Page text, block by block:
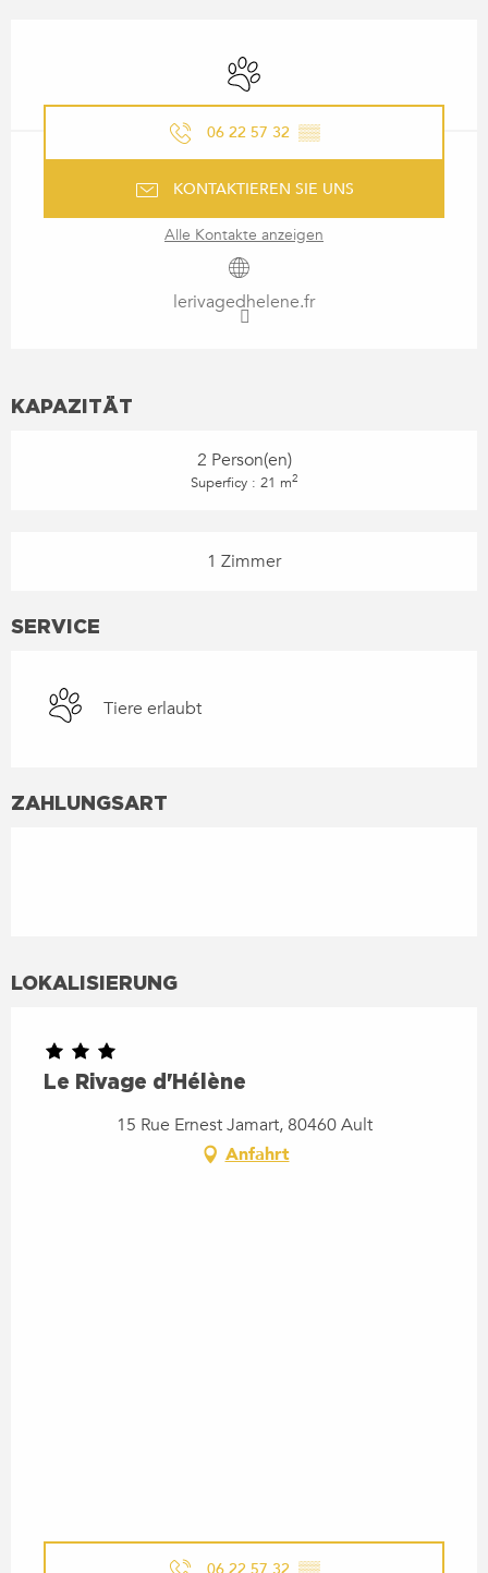
Tiere erlaubt
06 22 57 32 ▒▒
KONTAKTIEREN SIE UNS
Alle Kontakte anzeigen
lerivagedhelene.fr
KAPAZITÄT
2 Person(en)
Superficy : 21 m2
1 Zimmer
SERVICE
Tiere erlaubt
ZAHLUNGSART
LOKALISIERUNG
Le Rivage d'Hélène
15 Rue Ernest Jamart, 80460 Ault
Anfahrt